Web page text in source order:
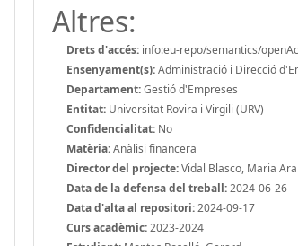
Altres:
Drets d'accés: info:eu-repo/semantics/
Ensenyament(s):Administració i Direcció
Departament:Gestió d'Empreses
Entitat: Universitat Rovira i Virgili (URV)
Confidencialitat: No
Matèria:Anàlisi financera
Director del projecte:Vidal Blasco, Maria
Data de la defensa del treball:2024-06-26
Data d'alta al repositori:2024-09-17
Curs acadèmic:2023-2024